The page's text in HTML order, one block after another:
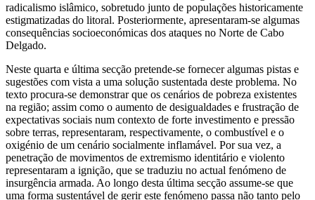
radicalismo islâmico, sobretudo junto de populações historicamente
estigmatizadas do litoral. Posteriormente, apresentaram-se algumas
consequências socioeconómicas dos ataques no Norte de Cabo
Delgado.
Neste quarta e última secção pretende-se fornecer algumas pistas e
sugestões com vista a uma solução sustentada deste problema. No
texto procura-se demonstrar que os cenários de pobreza existentes
na região; assim como o aumento de desigualdades e frustração de
expectativas sociais num contexto de forte investimento e pressão
sobre terras, representaram, respectivamente, o combustível e o
oxigénio de um cenário socialmente inflamável. Por sua vez, a
penetração de movimentos de extremismo identitário e violento
representaram a ignição, que se traduziu no actual fenómeno de
insurgência armada. Ao longo desta última secção assume-se que
uma forma sustentável de gerir este fenómeno passa não tanto pelo